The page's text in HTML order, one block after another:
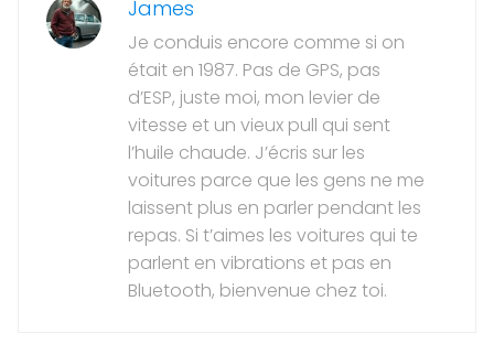
James
Je conduis encore comme si on
était en 1987. Pas de GPS, pas
d’ESP, juste moi, mon levier de
vitesse et un vieux pull qui sent
l’huile chaude. J’écris sur les
voitures parce que les gens ne me
laissent plus en parler pendant les
repas. Si t’aimes les voitures qui te
parlent en vibrations et pas en
Bluetooth, bienvenue chez toi.